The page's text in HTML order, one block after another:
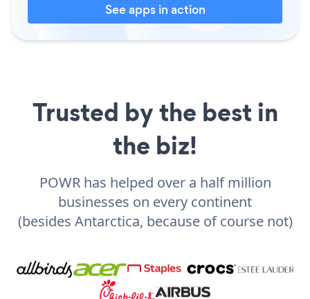
See apps in action
Trusted by the best in
the biz!
POWR has helped over a half million
businesses on every continent
(besides Antarctica, because of course not)